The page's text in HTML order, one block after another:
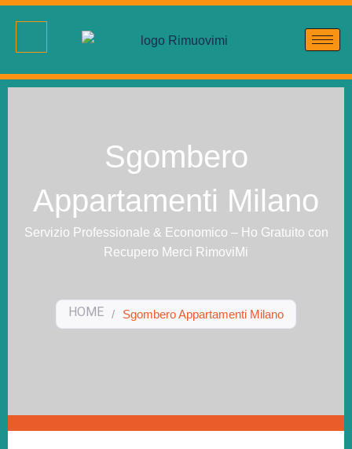
Sgombero
Appartamenti Milano
Servizio Professionale & Economico – Ho Gratuito con
Recupero Merci RimoviMi
HOME / Sgombero Appartamenti Milano